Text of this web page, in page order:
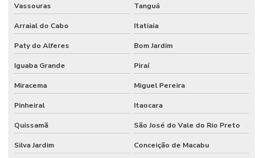
Implementação De Manutenção Preditiva
Inspeções Regulares De Equipamentos
Limpeza De Ambientes
Limpeza De Ambientes Industriais
Limpeza De Áreas Externas E Jardins
Limpeza De Áreas Industriais
Vassouras Tanguá
Arraial do Cabo Itatiaia
Paty do Alferes Bom Jardim
Iguaba Grande Piraí
Miracema Miguel Pereira
Pinheiral Itaocara
Quissamã São José do Vale do Rio Preto
Silva Jardim Conceição de Macabu